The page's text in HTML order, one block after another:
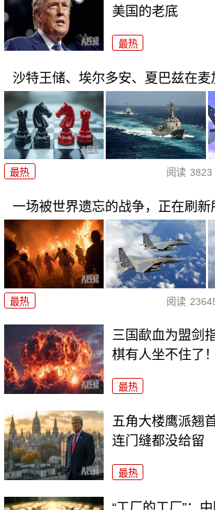
美国的老底
最热
沙特王储、埃尔多安、夏巴兹在麦
最热 阅读 3823
一场被世界遗忘的战争，正在刷新
最热 阅读
三国歃血为盟剑
棋有人坐不住了！
最热
五角大楼鹰派翘
连门缝都没给留
最热